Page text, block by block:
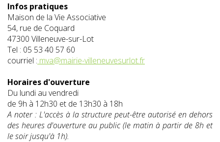
Infos pratiques
Maison de la Vie Associative
54, rue de Coquard
47300 Villeneuve-sur-Lot
Tel : 05 53 40 57 60
courriel : mva@mairie-villeneuvesurlot.fr
Horaires d'ouverture
Du lundi au vendredi
de 9h à 12h30 et de 13h30 à 18h
A noter : L'accès à la structure peut-être autorisé en dehors
des heures d'ouverture au public (le matin à partir de 8h et
le soir jusqu'à 1h).